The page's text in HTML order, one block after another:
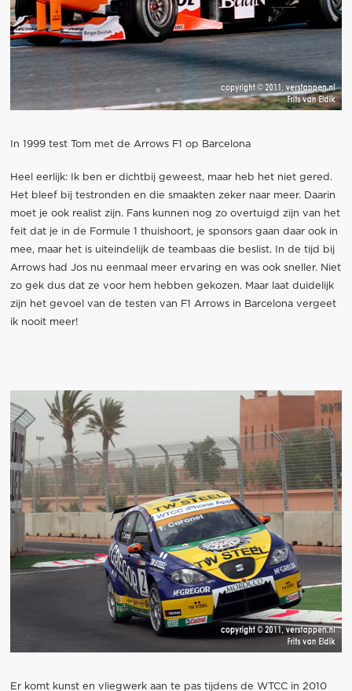
In 1999 test Tom met de Arrows F1 op Barcelona
Heel eerlijk: Ik ben er dichtbij geweest, maar heb het niet gered.
Het bleef bij testronden en die smaakten zeker naar meer. Daarin
moet je ook realist zijn. Fans kunnen nog zo overtuigd zijn van het
feit dat je in de Formule 1 thuishoort, je sponsors gaan daar ook in
mee, maar het is uiteindelijk de teambaas die beslist. In de tijd bij
Arrows had Jos nu eenmaal meer ervaring en was ook sneller. Niet
zo gek dus dat ze voor hem hebben gekozen. Maar laat duidelijk
zijn het gevoel van de testen van F1 Arrows in Barcelona vergeet
ik nooit meer!
Er komt kunst en vliegwerk aan te pas tijdens de WTCC in 2010